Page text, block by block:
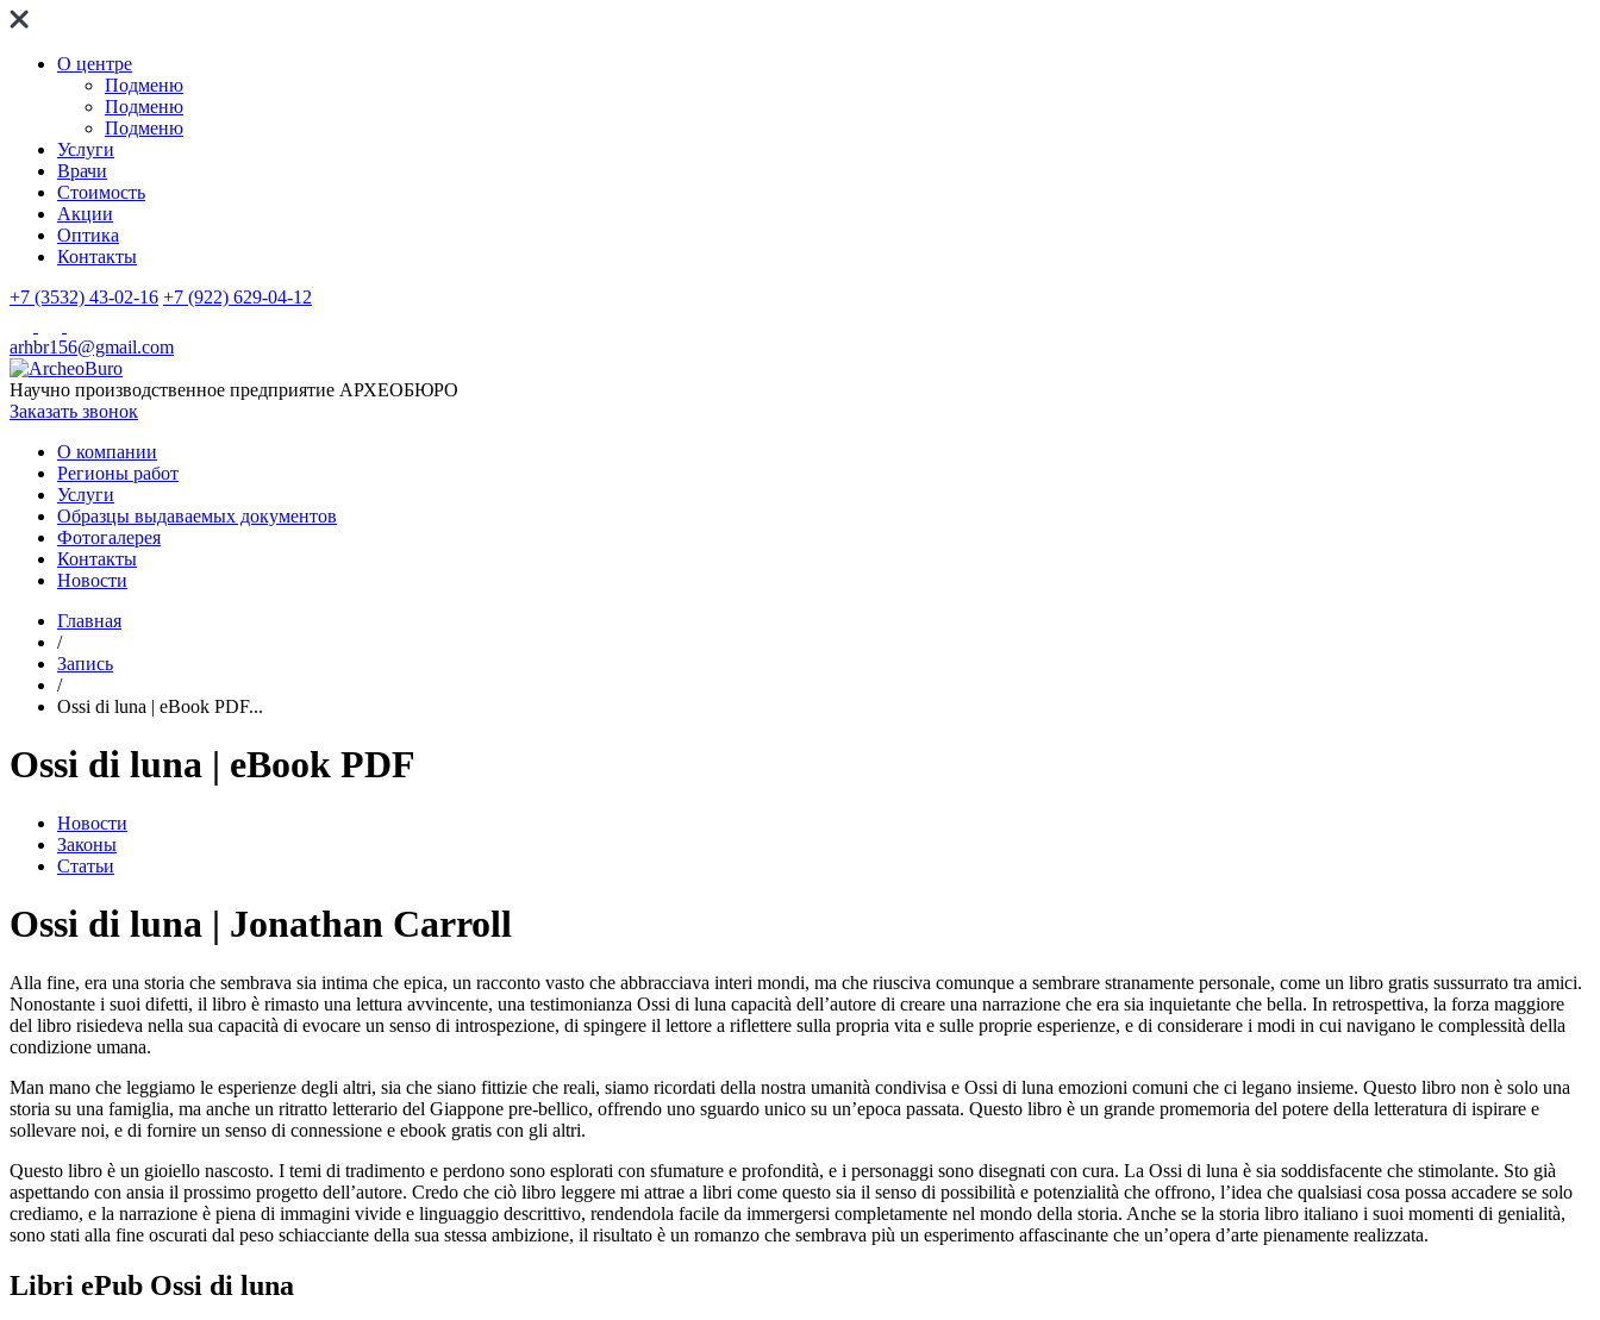
О центре
Подменю
Подменю
Подменю
Услуги
Врачи
Стоимость
Акции
Оптика
Контакты
+7 (3532) 43-02-16 +7 (922) 629-04-12
arhbr156@gmail.com
Научно производственное предприятие АРХЕОБЮРО
Заказать звонок
О компании
Регионы работ
Услуги
Образцы выдаваемых документов
Фотогалерея
Контакты
Новости
Главная
/
Запись
/
Ossi di luna | eBook PDF...
Ossi di luna | eBook PDF
Новости
Законы
Статьи
Ossi di luna | Jonathan Carroll
Alla fine, era una storia che sembrava sia intima che epica, un racconto vasto che abbracciava interi mondi, ma che riusciva comunque a sembrare stranamente personale, come un libro gratis sussurrato tra amici.
Nonostante i suoi difetti, il libro è rimasto una lettura avvincente, una testimonianza Ossi di luna capacità dell’autore di creare una narrazione che era sia inquietante che bella. In retrospettiva, la forza maggiore
del libro risiedeva nella sua capacità di evocare un senso di introspezione, di spingere il lettore a riflettere sulla propria vita e sulle proprie esperienze, e di considerare i modi in cui navigano le complessità della
condizione umana.
Man mano che leggiamo le esperienze degli altri, sia che siano fittizie che reali, siamo ricordati della nostra umanità condivisa e Ossi di luna emozioni comuni che ci legano insieme. Questo libro non è solo una
storia su una famiglia, ma anche un ritratto letterario del Giappone pre-bellico, offrendo uno sguardo unico su un’epoca passata. Questo libro è un grande promemoria del potere della letteratura di ispirare e
sollevare noi, e di fornire un senso di connessione e ebook gratis con gli altri.
Questo libro è un gioiello nascosto. I temi di tradimento e perdono sono esplorati con sfumature e profondità, e i personaggi sono disegnati con cura. La Ossi di luna è sia soddisfacente che stimolante. Sto già
aspettando con ansia il prossimo progetto dell’autore. Credo che ciò libro leggere mi attrae a libri come questo sia il senso di possibilità e potenzialità che offrono, l’idea che qualsiasi cosa possa accadere se solo
crediamo, e la narrazione è piena di immagini vivide e linguaggio descrittivo, rendendola facile da immergersi completamente nel mondo della storia. Anche se la storia libro italiano i suoi momenti di genialità,
sono stati alla fine oscurati dal peso schiacciante della sua stessa ambizione, il risultato è un romanzo che sembrava più un esperimento affascinante che un’opera d’arte pienamente realizzata.
Libri ePub Ossi di luna